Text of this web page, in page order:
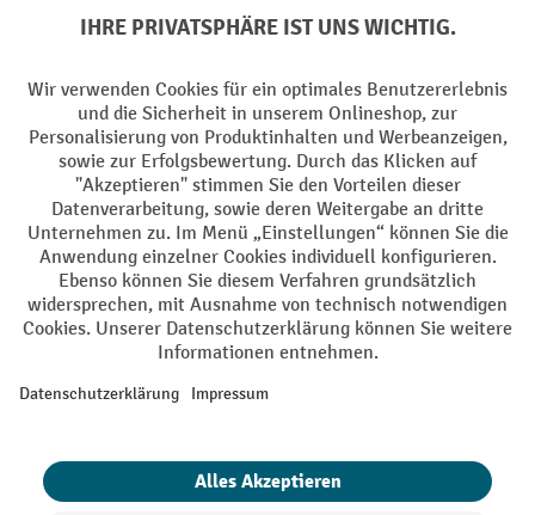
Elektrogeräte Rückname
Batterie Rückname
AGB Impressum Datenschutz
Barrierefreiheit Grounding Page Privacy Settings
Alle Preise exkl. gesetzl. Mehrwertsteuer zzgl.Versandkosten und ggf.
Nachnahmegebühren, wenn nicht anders angegeben.
¹ Der Rabatt gilt so lange der Vorrat reicht. Der Rabatt gilt nicht auf
Erstregistrierung für den Newsletter gewährt. Der Gutschein ist 10
Tage gültig und kann ab einem Netto-Bestellwert von 250,- € online